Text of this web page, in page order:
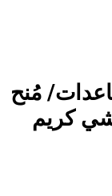
مُنح
كريم